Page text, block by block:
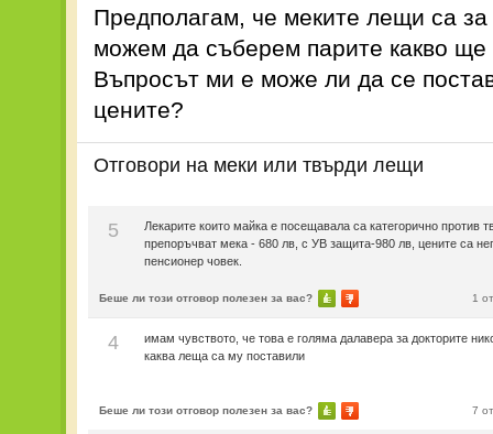
Предполагам, че меките лещи са
можем да съберем парите какво ще
Въпросът ми е може ли да се
цените?
Отговори на меки или твърди лещи
5
Лекарите които майка е посещавала са категорично против
препоръчват мека - 680 лв, с УВ защита-980 лв, цените са
пенсионер човек.
Беше ли този отговор полезен за вас? 1
4
имам чувството, че това е голяма далавера за докторите
каква леща са му поставили
Беше ли този отговор полезен за вас? 7